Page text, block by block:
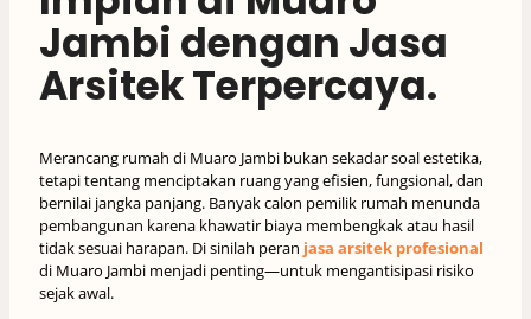
Jambi dengan Jasa
Arsitek Terpercaya.
Merancang rumah di Muaro Jambi bukan sekadar soal estetika,
tetapi tentang menciptakan ruang yang efisien, fungsional, dan
bernilai jangka panjang. Banyak calon pemilik rumah menunda
pembangunan karena khawatir biaya membengkak atau hasil
tidak sesuai harapan. Di sinilah peran jasa arsitek profesional
di Muaro Jambi menjadi penting—untuk mengantisipasi risiko
sejak awal.